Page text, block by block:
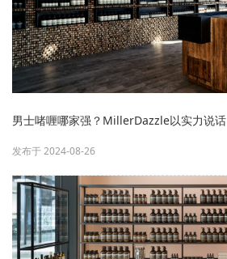
男士啫喱哪家强？MillerDazzle以实力说话
发布于 2024-08-26